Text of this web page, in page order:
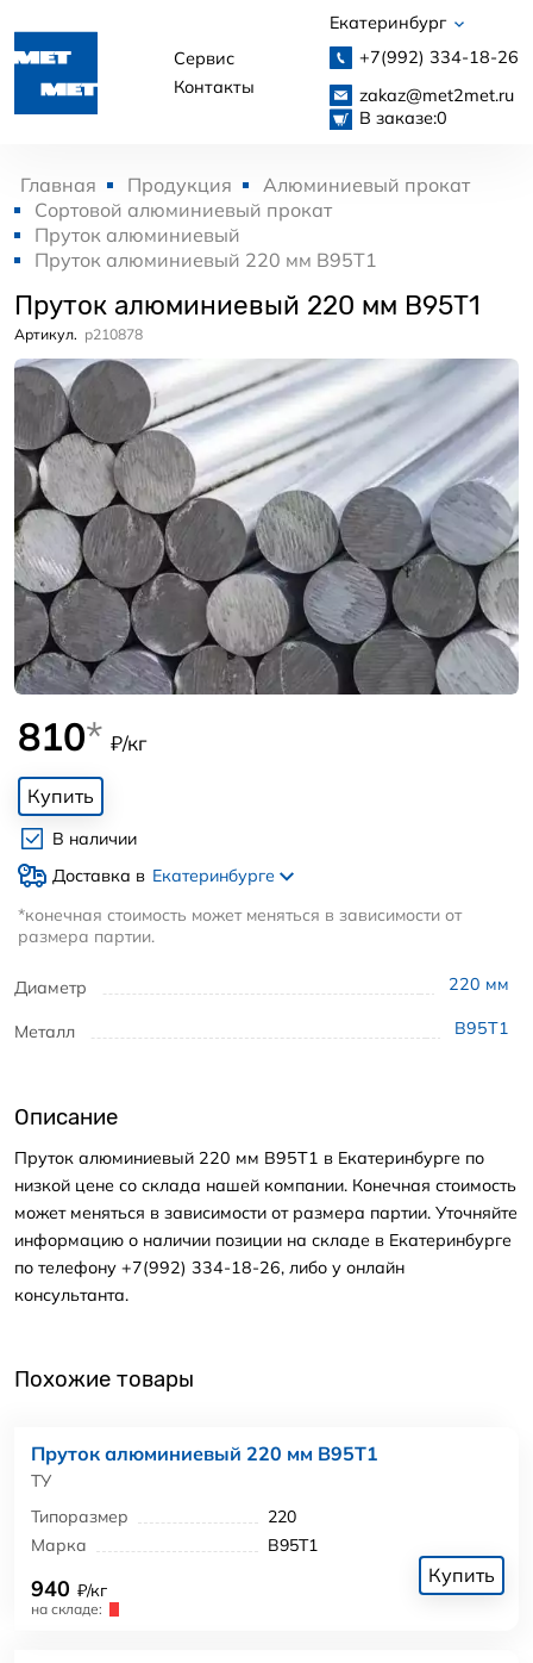
Сервис
Контакты
Екатеринбург
+7(992) 334-18-26
zakaz@met2met.ru
В заказе:0
Главная Продукция
Алюминиевый прокат
Сортовой алюминиевый прокат
Пруток алюминиевый
Пруток алюминиевый 220 мм В95Т1
Пруток алюминиевый 220 мм В95Т1
Артикул. p210878
Диаметр 220 мм
Металл В95Т1
810* ₽/кг
Купить
В наличии
Доставка в Екатеринбурге
*конечная стоимость может меняться в зависимости от
размера партии.
Описание
Пруток алюминиевый 220 мм В95Т1 в Екатеринбурге по
низкой цене со склада нашей компании. Конечная стоимость
может меняться в зависимости от размера партии. Уточняйте
информацию о наличии позиции на складе в Екатеринбурге
по телефону +7(992) 334-18-26, либо у онлайн
консультанта.
Похожие товары
Пруток алюминиевый 220 мм В95Т1
ТУ
Типоразмер
220
Марка
В95Т1
940 ₽/кг
на складе:
Купить